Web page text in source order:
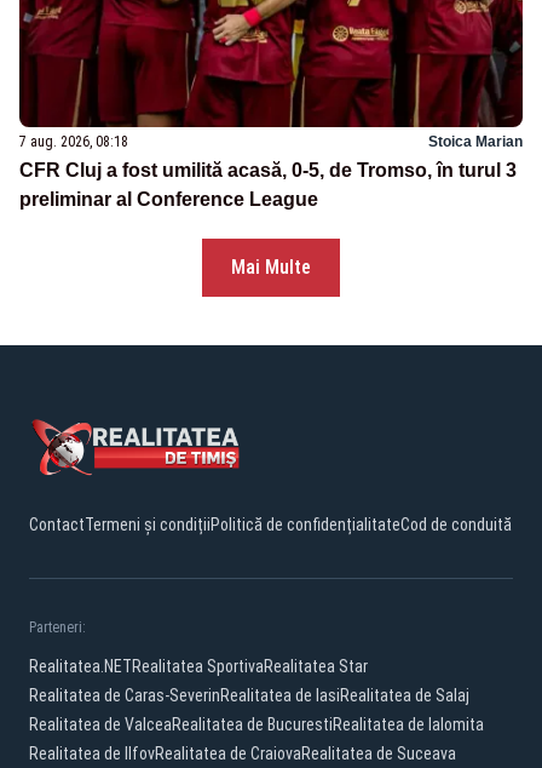
7 aug. 2026, 08:18 Stoica Marian
CFR Cluj a fost umilită acasă, 0-5, de Tromso, în turul 3
preliminar al Conference League
Mai Multe
ContactTermeni și condițiiPolitică de confidențialitateCod de conduită
Parteneri:
Realitatea.NETRealitatea SportivaRealitatea Star
Realitatea de Caras-SeverinRealitatea de IasiRealitatea de Salaj
Realitatea de ValceaRealitatea de BucurestiRealitatea de Ialomita
Realitatea de IlfovRealitatea de CraiovaRealitatea de Suceava